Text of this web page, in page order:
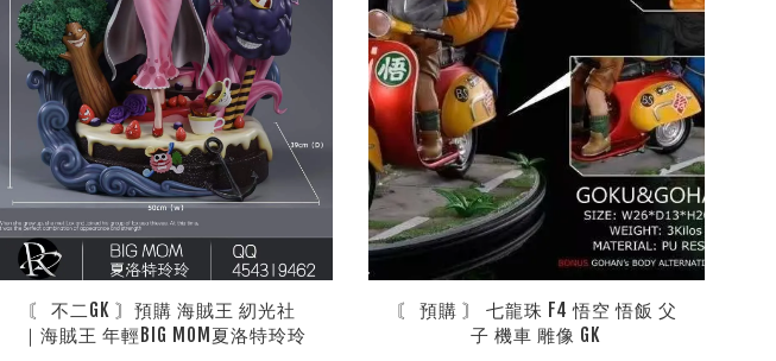
〘 不二GK 〙預購 海賊王 紉光社
｜海賊王 年輕BIG MOM夏洛特玲玲
〘 預購 〙 七龍珠 F4 悟空 悟飯 父
子 機車 雕像 GK